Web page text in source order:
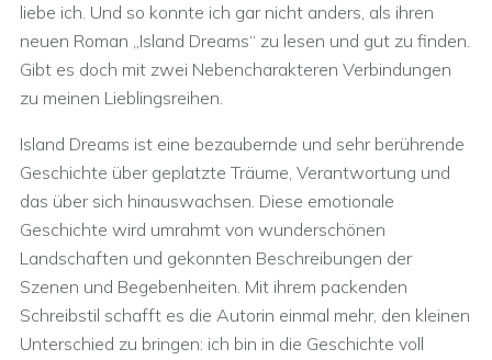
liebe ich. Und so konnte ich gar nicht anders, als ihren
neuen Roman „Island Dreams“ zu lesen und gut zu finden.
Gibt es doch mit zwei Nebencharakteren Verbindungen
zu meinen Lieblingsreihen.
Island Dreams ist eine bezaubernde und sehr berührende
Geschichte über geplatzte Träume, Verantwortung und
das über sich hinauswachsen. Diese emotionale
Geschichte wird umrahmt von wunderschönen
Landschaften und gekonnten Beschreibungen der
Szenen und Begebenheiten. Mit ihrem packenden
Schreibstil schafft es die Autorin einmal mehr, den kleinen
Unterschied zu bringen: ich bin in die Geschichte voll